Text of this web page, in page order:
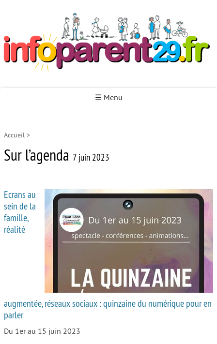
☰ Menu
Autour de la naissance
Autour de l’enfance
Autour de la jeunesse
Autour de l’école
Face au handicap
Face au deuil
Sortir en famille
Accueil >
Sur l’agenda 7 juin 2023
Ecrans au
sein de la
famille,
réalité
augmentée, réseaux sociaux : quinzaine du numérique pour en
parler
Du 1er au 15 juin 2023